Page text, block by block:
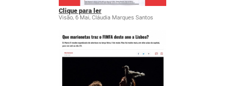
Clique para ler
Visão, 6 Mai, Cláudia Marques Santos